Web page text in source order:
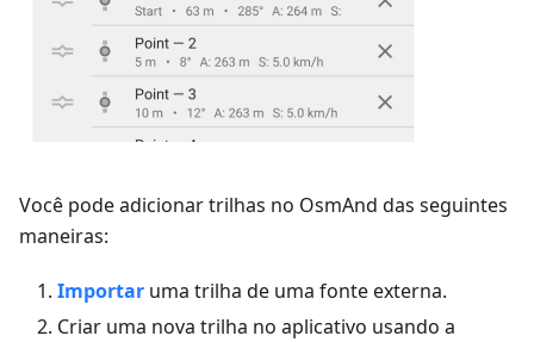
Você pode adicionar trilhas no OsmAnd das seguintes
maneiras:
Importar uma trilha de uma fonte externa.
Criar uma nova trilha no aplicativo usando a